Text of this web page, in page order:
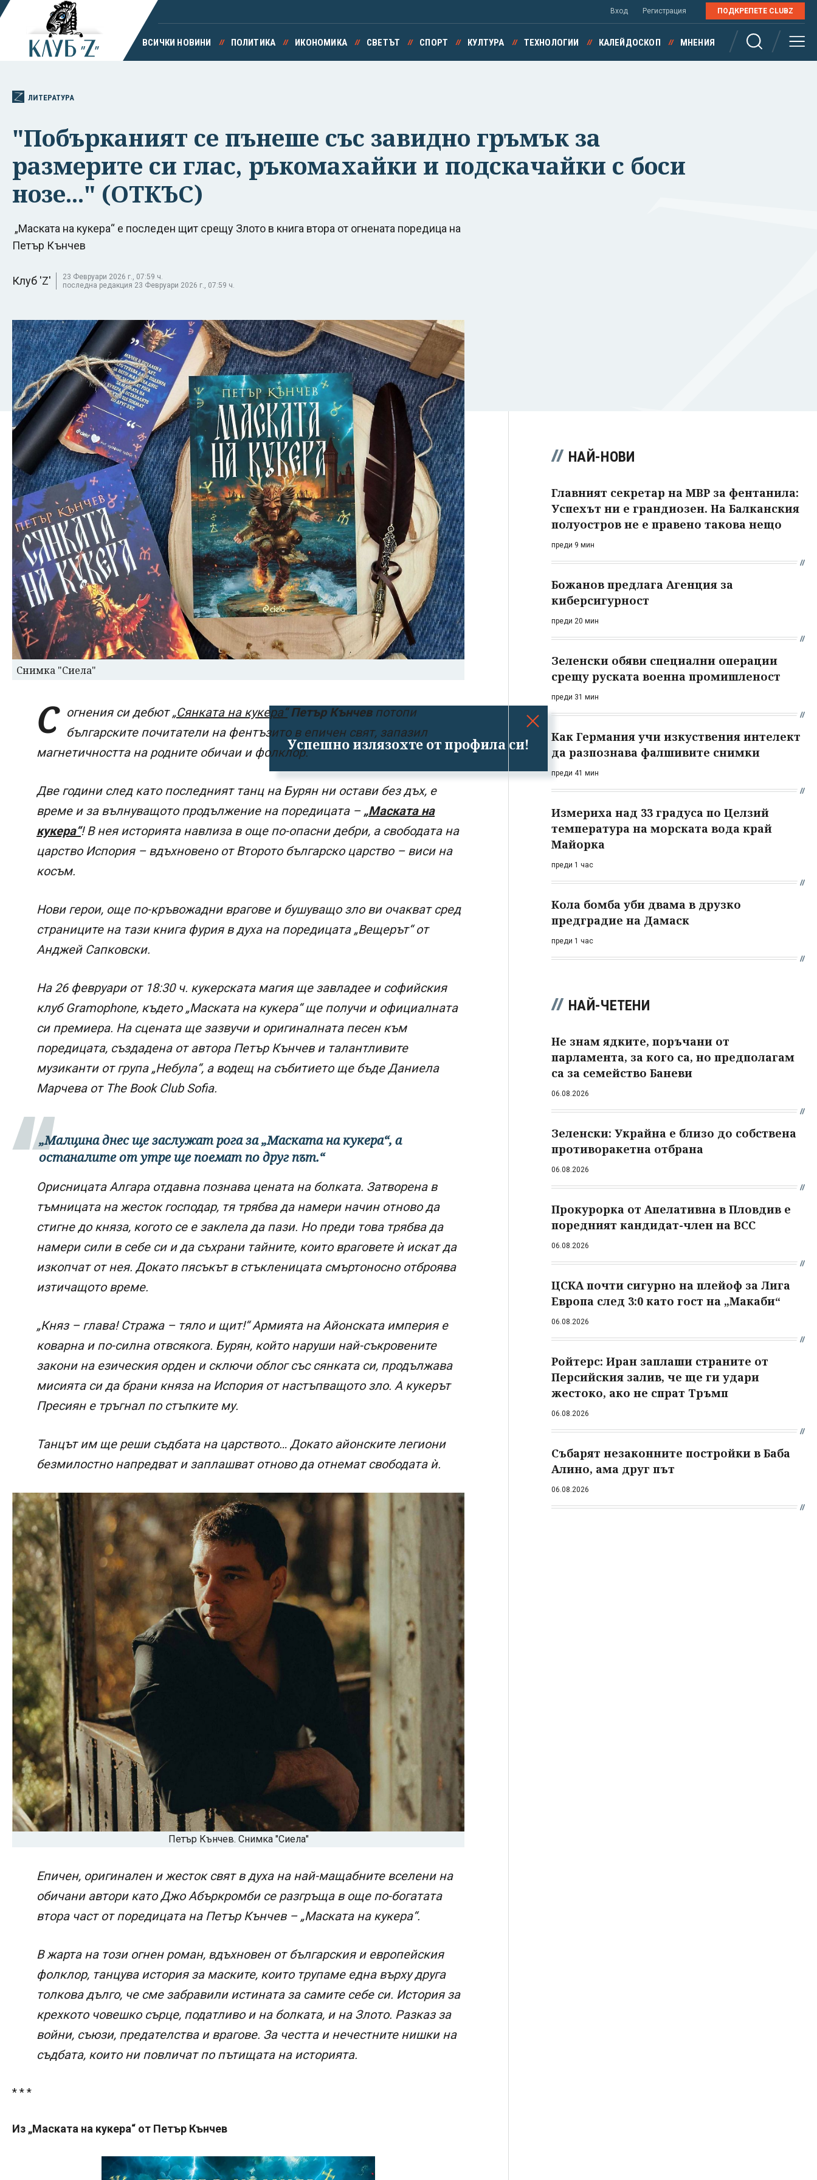
Успешно излязохте от профила си!
Вход Регистрация ПОДКРЕПЕТЕ CLUBZ
ВСИЧКИ НОВИНИ ПОЛИТИКА ИКОНОМИКА СВЕТЪТ СПОРТ КУЛТУРА ТЕХНОЛОГИИ КАЛЕЙДОСКОП МНЕНИЯ
ЛИТЕРАТУРА
"Побърканият се пънеше със завидно гръмък за
размерите си глас, ръкомахайки и подскачайки с боси
нозе..." (ОТКЪС)
„Маската на кукера“ е последен щит срещу Злото в книга втора от огнената поредица на
Петър Кънчев
Клуб 'Z'
23 Февруари 2026 г., 07:59 ч.
последна редакция 23 Февруари 2026 г., 07:59 ч.
Снимка "Сиела"
С огнения си дебют„Сянката на кукера“ Петър Кънчев потопи
българските почитатели на фентъзито в епичен свят, запазил
магнетичността на родните обичаи и фолклор.
Две години след като последният танц на Бурян ни остави без дъх, е
време и за вълнуващото продължение на поредицата – „Маската на
кукера“! В нея историята навлиза в още по-опасни дебри, а свободата на
царство Испория – вдъхновено от Второто българско царство – виси на
косъм.
Нови герои, още по-кръвожадни врагове и бушуващо зло ви очакват сред
страниците на тази книга фурия в духа на поредицата „Вещерът“ от
Анджей Сапковски.
На 26 февруари от 18:30 ч. кукерската магия ще завладее и софийския
клуб Gramophone, където „Маската на кукера“ ще получи и официалната
си премиера. На сцената ще зазвучи и оригиналната песен към
поредицата, създадена от автора Петър Кънчев и талантливите
музиканти от група „Небула“, а водещ на събитието ще бъде Даниела
Марчева от The Book Club Sofia.
„Малцина днес ще заслужат рога за „Маската на кукера“, а
останалите от утре ще поемат по друг път.“
Орисницата Алгара отдавна познава цената на болката. Затворена в
тъмницата на жесток господар, тя трябва да намери начин отново да
стигне до княза, когото се е заклела да пази. Но преди това трябва да
намери сили в себе си и да съхрани тайните, които враговете ѝ искат да
изкопчат от нея. Докато пясъкът в стъкленицата смъртоносно отброява
изтичащото време.
„Княз – глава! Стража – тяло и щит!“ Армията на Айонската империя е
коварна и по-силна отвсякога. Бурян, който наруши най-съкровените
закони на езическия орден и сключи облог със сянката си, продължава
мисията си да брани княза на Испория от настъпващото зло. А кукерът
Пресиян е тръгнал по стъпките му.
Танцът им ще реши съдбата на царството… Докато айонските легиони
безмилостно напредват и заплашват отново да отнемат свободата ѝ.
Петър Кънчев. Снимка "Сиела"
Епичен, оригинален и жесток свят в духа на най-мащабните вселени на
обичани автори като Джо Абъркромби се разгръща в още по-богатата
втора част от поредицата на Петър Кънчев – „Маската на кукера“.
В жарта на този огнен роман, вдъхновен от българския и европейския
фолклор, танцува история за маските, които трупаме една върху друга
толкова дълго, че сме забравили истината за самите себе си. История за
крехкото човешко сърце, податливо и на болката, и на Злото. Разказ за
войни, съюзи, предателства и врагове. За честта и нечестните нишки на
съдбата, които ни повличат по пътищата на историята.
* * *
Из „Маската на кукера“ от Петър Кънчев
НАЙ-НОВИ
Главният секретар на МВР за фентанила:
Успехът ни е грандиозен. На Балканския
полуостров не е правено такова нещо
преди 9 мин
Божанов предлага Агенция за
киберсигурност
преди 20 мин
Зеленски обяви специални операции
срещу руската военна промишленост
преди 31 мин
Как Германия учи изкуствения интелект
да разпознава фалшивите снимки
преди 41 мин
Измериха над 33 градуса по Целзий
температура на морската вода край
Майорка
преди 1 час
Кола бомба уби двама в друзко
предградие на Дамаск
преди 1 час
НАЙ-ЧЕТЕНИ
Не знам ядките, поръчани от
парламента, за кого са, но предполагам
са за семейство Баневи
06.08.2026
Зеленски: Украйна е близо до собствена
противоракетна отбрана
06.08.2026
Прокурорка от Апелативна в Пловдив е
поредният кандидат-член на ВСС
06.08.2026
ЦСКА почти сигурно на плейоф за Лига
Европа след 3:0 като гост на „Макаби“
06.08.2026
Ройтерс: Иран заплаши страните от
Персийския залив, че ще ги удари
жестоко, ако не спрат Тръмп
06.08.2026
Събарят незаконните постройки в Баба
Алино, ама друг път
06.08.2026